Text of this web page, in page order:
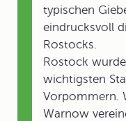
typischen
eindrucksvoll
Rostocks.
Rostock
wichtigsten
Vorpommern.
Warnow